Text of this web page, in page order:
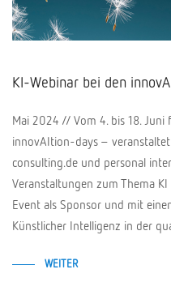
KI-Webinar bei den
Mai 2024 // Vom 4. bis 18. Juni
innovAItion-days –
consulting.de und personal
Veranstaltungen zum Thema
Event als Sponsor und mit
Künstlicher Intelligenz in der
WEITER